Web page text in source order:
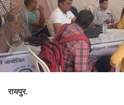
रायपुर.